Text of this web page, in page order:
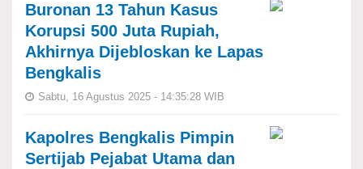
Buronan 13 Tahun Kasus
Korupsi 500 Juta Rupiah,
Akhirnya Dijebloskan ke Lapas
Bengkalis
Sabtu, 16 Agustus 2025 - 14:35:28 WIB
Kapolres Bengkalis Pimpin
Sertijab Pejabat Utama dan